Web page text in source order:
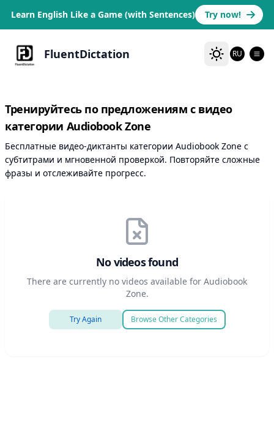
Learn English Like a Game (with Sentences) Try now!
FluentDictation RU
Тренируйтесь по предложениям с видео
категории Audiobook Zone
Бесплатные видео-диктанты категории Audiobook Zone с
субтитрами и мгновенной проверкой. Повторяйте сложные
фразы и отслеживайте прогресс.
No videos found
There are currently no videos available for Audiobook
Zone.
Try Again Browse Other Categories